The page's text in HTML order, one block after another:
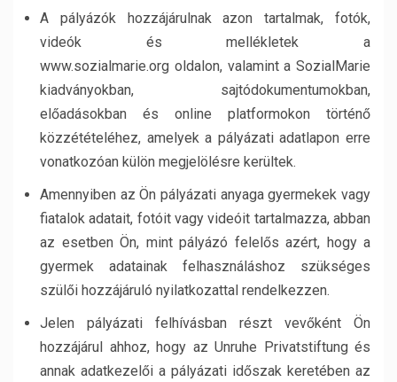
A pályázók hozzájárulnak azon tartalmak, fotók,
videók és mellékletek a
www.sozialmarie.org oldalon, valamint a SozialMarie
kiadványokban, sajtódokumentumokban,
előadásokban és online platformokon történő
közzétételéhez, amelyek a pályázati adatlapon erre
vonatkozóan külön megjelölésre kerültek.
Amennyiben az Ön pályázati anyaga gyermekek vagy
fiatalok adatait, fotóit vagy videóit tartalmazza, abban
az esetben Ön, mint pályázó felelős azért, hogy a
gyermek adatainak felhasználáshoz szükséges
szülői hozzájáruló nyilatkozattal rendelkezzen.
Jelen pályázati felhívásban részt vevőként Ön
hozzájárul ahhoz, hogy az Unruhe Privatstiftung és
annak adatkezelői a pályázati időszak keretében az